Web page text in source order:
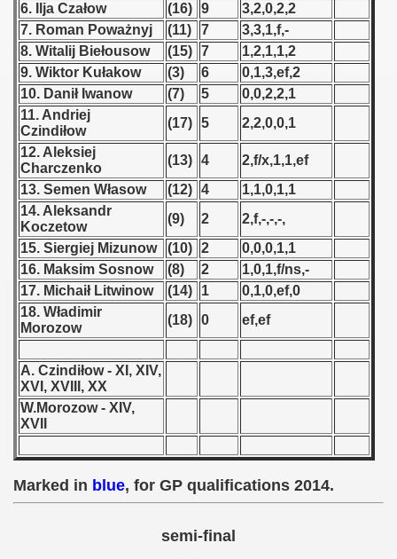
6. Ilja Czałow
(16) 9
3,2,0,2,2
7. Roman Poważnyj
(11) 7
3,3,1,f,-
8. Witalij Biełousow
(15) 7
1,2,1,1,2
9. Wiktor Kułakow
(3) 6
0,1,3,ef,2
10. Danił Iwanow
(7) 5
0,0,2,2,1
11. Andriej
Czindiłow
(17) 5
2,2,0,0,1
12. Aleksiej
Charczenko
(13) 4
2,f/x,1,1,ef
13. Semen Własow
(12) 4
1,1,0,1,1
14. Aleksandr
Koczetow
(9) 2
2,f,-,-,-,
15. Siergiej Mizunow
(10) 2
0,0,0,1,1
16. Maksim Sosnow
(8) 2
1,0,1,f/ns,-
17. Michaił Litwinow
(14) 1
0,1,0,ef,0
18. Władimir
Morozow
(18) 0 ef,ef
A. Czindiłow - XI, XIV,
XVI, XVIII, XX
W.Morozow - XIV,
XVII
Marked in blue, for GP qualifications 2014.
semi-final
1946
- 1952
- 1954
- 1955
- 1957